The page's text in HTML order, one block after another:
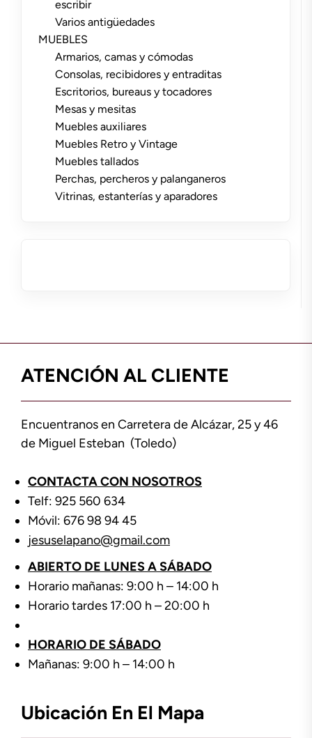
escribir
Varios antigüedades
MUEBLES
Armarios, camas y cómodas
Consolas, recibidores y entraditas
Escritorios, bureaus y tocadores
Mesas y mesitas
Muebles auxiliares
Muebles Retro y Vintage
Muebles tallados
Perchas, percheros y palanganeros
Vitrinas, estanterías y aparadores
ATENCIÓN AL CLIENTE
Encuentranos en Carretera de Alcázar, 25 y 46
de Miguel Esteban (Toledo)
CONTACTA CON NOSOTROS
Telf: 925 560 634
Móvil: 676 98 94 45
jesuselapano@gmail.com
ABIERTO DE LUNES A SÁBADO
Horario mañanas: 9:00 h – 14:00 h
Horario tardes 17:00 h – 20:00 h
HORARIO DE SÁBADO
Mañanas: 9:00 h – 14:00 h
Ubicación En El Mapa